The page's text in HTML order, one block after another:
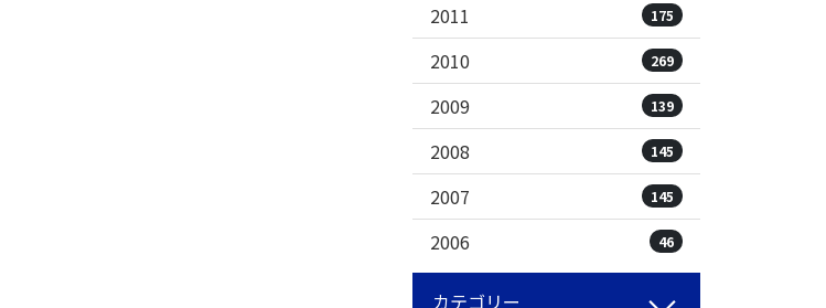
2011 175
2010 269
2009 139
2008 145
2007 145
2006 46
カテゴリー